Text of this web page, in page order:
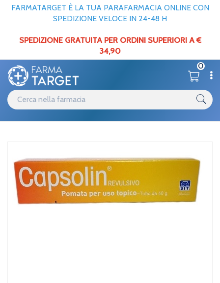
FARMATARGET È LA TUA PARAFARMACIA ONLINE CON
SPEDIZIONE VELOCE IN 24-48 H
SPEDIZIONE GRATUITA PER ORDINI SUPERIORI A €
34,90
0